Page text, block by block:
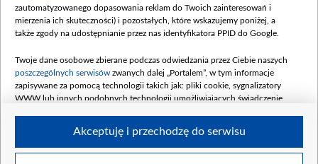
Dofinansowanie 900 000 000,00 PLN
Data podpisania umowy: LUTY 2026 (wpłata
kwiecień 180 mln, 7 maja 180 mln, 8
czerwca 90 mln)
Dofinansowanie 250 000 000,00 PLN
4 sierpnia 250 mln
zautomatyzowanego dopasowania reklam do Twoich zainteresowań i
mierzenia ich skuteczności) i pozostałych, które wskazujemy poniżej, a
także zgody na udostępnianie przez nas identyfikatora PPID do Google.
Twoje dane osobowe zbierane podczas odwiedzania przez Ciebie naszych
poszczególnych serwisów zwanych dalej „Portalem”, w tym informacje
zapisywane za pomocą technologii takich jak: pliki cookie, sygnalizatory
WWW lub innych podobnych technologii umożliwiających świadczenie
Akceptuję i przechodzę do serwisu